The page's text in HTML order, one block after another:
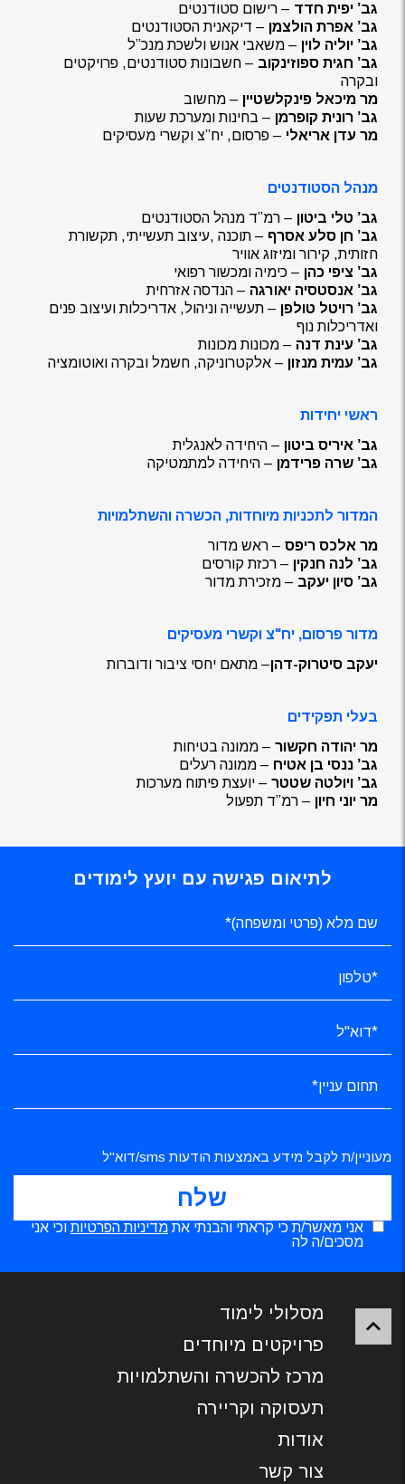
גב’ יפית חדד – רישום סטודנטים
גב’ אפרת הולצמן – דיקאנית הסטודנטים
גב’ יוליה לוין – משאבי אנוש ולשכת מנכ”ל
גב’ חגית ספוזינקוב – חשבונות סטודנטים, פרויקטים
ובקרה
מר מיכאל פינקלשטיין – מחשוב
גב’ רונית קופרמן – בחינות ומערכת שעות
מר עדן אריאלי – פרסום, יח”צ וקשרי מעסיקים
מנהל הסטודנטים
גב’ טלי ביטון – רמ”ד מנהל הסטודנטים
גב’ חן סלע אסרף – תוכנה ,עיצוב תעשייתי, תקשורת
חזותית, קירור ומיזוג אוויר
גב’ ציפי כהן – כימיה ומכשור רפואי
גב’ אנסטסיה יאורגה – הנדסה אזרחית
גב’ רויטל טולפן – תעשייה וניהול, אדריכלות ועיצוב פנים
ואדריכלות נוף
גב’ עינת דנה – מכונות מכונות
גב’ עמית מנזון – אלקטרוניקה, חשמל ובקרה ואוטומציה
ראשי יחידות
גב’ איריס ביטון – היחידה לאנגלית
גב’ שרה פרידמן – היחידה למתמטיקה
המדור לתכניות מיוחדות, הכשרה והשתלמויות
מר אלכס ריפס – ראש מדור
גב’ לנה חנקין – רכזת קורסים
גב’ סיון יעקב – מזכירת מדור
מדור פרסום, יח"צ וקשרי מעסיקים
יעקב סיטרוק-דהן– מתאם יחסי ציבור ודוברות
בעלי תפקידים
מר יהודה חקשור – ממונה בטיחות
גב’ ננסי בן אטיח – ממונה רעלים
גב’ ויולטה שטטר – יועצת פיתוח מערכות
מר יוני חיון – רמ”ד תפעול
לתיאום פגישה עם יועץ לימודים
מעוניין/ת לקבל מידע באמצעות הודעות sms/דוא"ל
אני מאשר/ת כי קראתי והבנתי את מדיניות הפרטיות וכי אני
מסכים/ה לה
מסלולי לימוד
פרויקטים מיוחדים
מרכז להכשרה והשתלמויות
תעסוקה וקריירה
אודות
צור קשר